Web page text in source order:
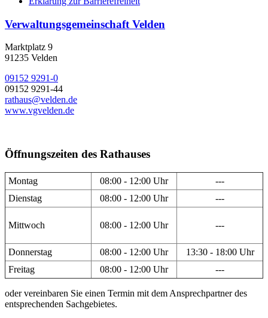
Verwaltungsgemeinschaft Velden
Marktplatz 9
91235 Velden
09152 9291-0
09152 9291-44
rathaus@velden.de
www.vgvelden.de
Öffnungszeiten des Rathauses
Montag 08:00 - 12:00 Uhr
---
Dienstag
08:00 - 12:00 Uhr ---
Mittwoch 08:00 - 12:00 Uhr ---
Donnerstag 08:00 - 12:00 Uhr
13:30 - 18:00 Uhr
Freitag
08:00 - 12:00 Uhr ---
oder vereinbaren Sie einen Termin mit dem Ansprechpartner des
entsprechenden Sachgebietes.